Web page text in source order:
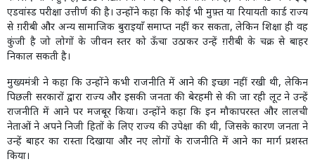
एडवांस्ड परीक्षा उत्तीर्ण की है। उन्होंने कहा कि कोई भी मुफ़्त या रियायती कार्ड राज्य
से ग़रीबी और अन्य सामाजिक बुराइयाँ समाप्त नहीं कर सकता, लेकिन शिक्षा ही वह
कुंजी है जो लोगों के जीवन स्तर को ऊँचा उठाकर उन्हें ग़रीबी के चक्र से बाहर
निकाल सकती है।
मुख्यमंत्री ने कहा कि उन्होंने कभी राजनीति में आने की इच्छा नहीं रखी थी, लेकिन
पिछली सरकारों द्वारा राज्य और इसकी जनता की बेरहमी से की जा रही लूट ने उन्हें
राजनीति में आने पर मजबूर किया। उन्होंने कहा कि इन मौकापरस्त और लालची
नेताओं ने अपने निजी हितों के लिए राज्य की उपेक्षा की थी, जिसके कारण जनता ने
उन्हें बाहर का रास्ता दिखाया और नए लोगों के राजनीति में आने का मार्ग प्रशस्त
किया।